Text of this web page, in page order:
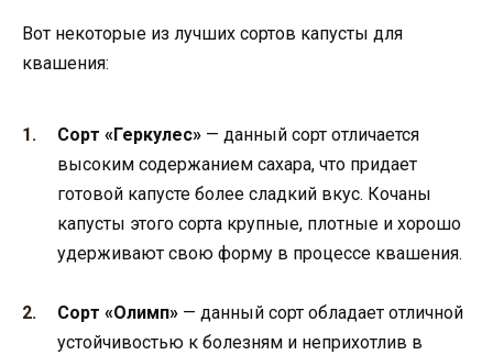
Вот некоторые из лучших сортов капусты для
квашения:
Сорт «Геркулес» — данный сорт отличается
высоким содержанием сахара, что придает
готовой капусте более сладкий вкус. Кочаны
капусты этого сорта крупные, плотные и хорошо
удерживают свою форму в процессе квашения.
Сорт «Олимп» — данный сорт обладает отличной
устойчивостью к болезням и неприхотлив в